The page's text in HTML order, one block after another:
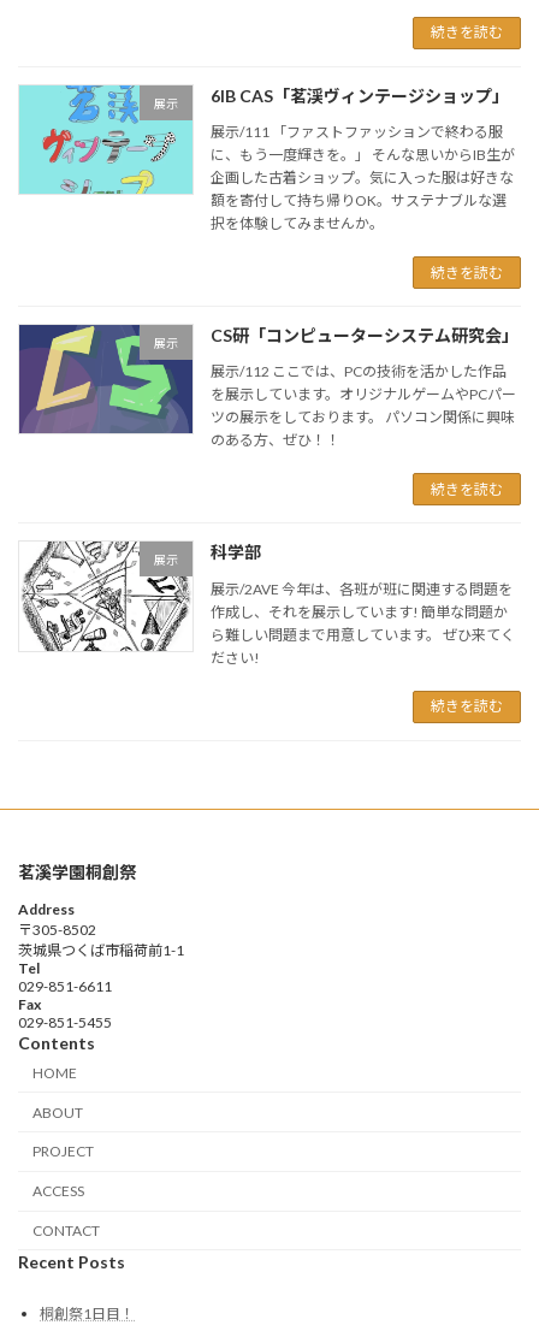
続きを読む
展示 6IB CAS「茗渓ヴィンテージショップ」
展示/111 「ファストファッションで終わる服
に、もう一度輝きを。」 そんな思いからIB生が
企画した古着ショップ。気に入った服は好きな
額を寄付して持ち帰りOK。サステナブルな選
択を体験してみませんか。
続きを読む
展示 CS研「コンピューターシステム研究会」
展示/112 ここでは、PCの技術を活かした作品
を展示しています。オリジナルゲームやPCパー
ツの展示をしております。 パソコン関係に興味
のある方、ぜひ！！
続きを読む
展示 科学部
展示/2AVE 今年は、各班が班に関連する問題を
作成し、それを展示しています! 簡単な問題か
ら難しい問題まで用意しています。 ぜひ来てく
ださい!
続きを読む
茗溪学園桐創祭
Address
〒305-8502
茨城県つくば市稲荷前1-1
Tel
029-851-6611
Fax
029-851-5455
Contents
HOME
ABOUT
PROJECT
ACCESS
CONTACT
Recent Posts
桐創祭1日目！